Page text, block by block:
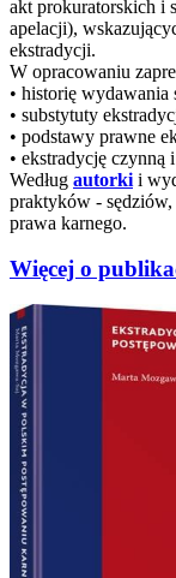
akt prokuratorskich i
apelacji),
ekstradycji.
W opracowaniu
• historię wydawania
• substytuty
• podstawy prawne
• ekstradycję czynną
Według autorki i
praktyków -
prawa karnego.
Więcej o